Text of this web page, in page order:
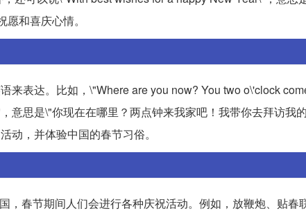
和喜庆心情。
来表达。比如，\"Where are you now? You two o\'clock
意思是\"你现在在哪里？两点钟来我家吧！我带你去拜访我
动，并体验中国的春节习俗。
，春节期间人们会进行各种庆祝活动。例如，放鞭炮、贴春